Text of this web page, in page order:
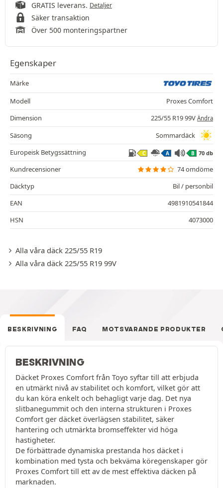
GRATIS leverans. Detaljer
Säker transaktion
Över 500 monteringspartner
Egenskaper
Märke
Modell
Proxes Comfort
Dimension
225/55 R19 99V Ändra
Säsong
Sommardäck
Europeisk Betygssättning
C A B 70 db
Kundrecensioner
74 omdöme
Däcktyp
Bil / personbil
EAN
4981910541844
HSN
4073000
Alla våra däck 225/55 R19
Alla våra däck 225/55 R19 99V
BESKRIVNING FAQ MOTSVARANDE PRODUKTER
BESKRIVNING
Däcket Proxes Comfort från Toyo syftar till att erbjuda
en utmärkt nivå av stabilitet och komfort, vilket gör att
du kan köra enkelt och behagligt varje dag. Det nya
slitbanegummit och den interna strukturen i Proxes
Comfort ger däcket överlägsen stabilitet, säker
hantering och utmärkta bromseffekter vid höga
hastigheter.
De förbättrade dynamiska prestanda hos däcket i
kombination med tysta och bekväma köregenskaper gör
Proxes Comfort till ett av de mest effektiva däcken på
marknaden.